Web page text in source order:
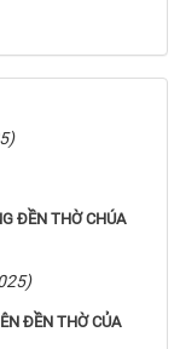
ĐỀN THỜ CHÚA
ĐỀN THỜ CỦA